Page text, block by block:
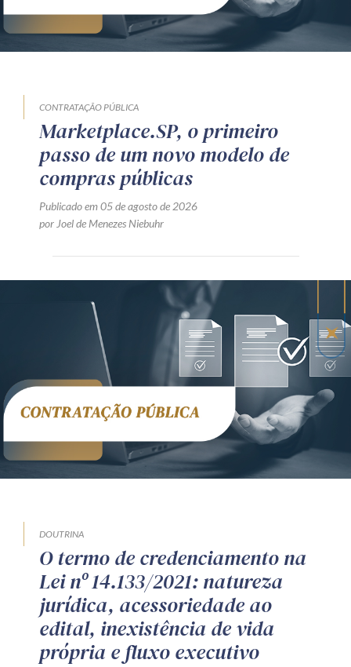
CONTRATAÇÃO PÚBLICA
Marketplace.SP, o primeiro
passo de um novo modelo de
compras públicas
Publicado em 05 de agosto de 2026
por Joel de Menezes Niebuhr
DOUTRINA
O termo de credenciamento na
Lei nº 14.133/2021: natureza
jurídica, acessoriedade ao
edital, inexistência de vida
própria e fluxo executivo